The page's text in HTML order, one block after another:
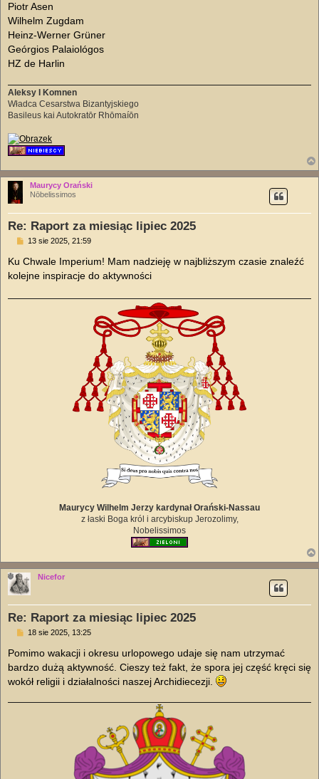
Piotr Asen
Wilhelm Zugdam
Heinz-Werner Grüner
Geórgios Palaiológos
HZ de Harlin
Aleksy I Komnen
Władca Cesarstwa Bizantyjskiego
Basileus kai Autokratōr Rhōmaíōn
Maurycy Orański
Nōbelissimos
Re: Raport za miesiąc lipiec 2025
P
s
t
13 sie 2025, 21:59
Ku Chwale Imperium! Mam nadzieję w najbliższym czasie znaleźć
kolejne inspiracje do aktywności
Maurycy Wilhelm Jerzy kardynał Orański-Nassau
z łaski Boga król i arcybiskup Jerozolimy,
Nobelissimos
Nicefor
Re: Raport za miesiąc lipiec 2025
P
s
t
18 sie 2025, 13:25
Pomimo wakacji i okresu urlopowego udaje się nam utrzymać
bardzo dużą aktywność. Cieszy też fakt, że spora jej część kręci się
wokół religii i działalności naszej Archidiecezji.